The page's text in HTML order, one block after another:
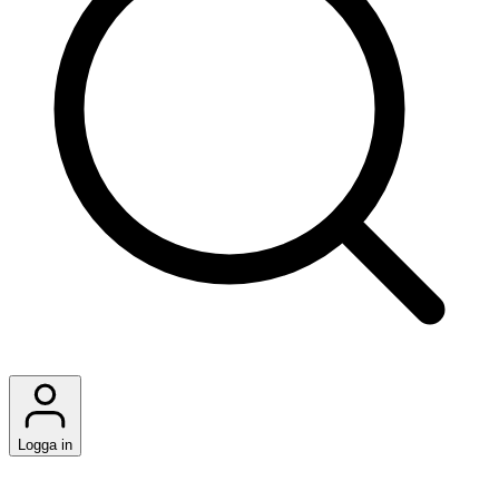
Logga in